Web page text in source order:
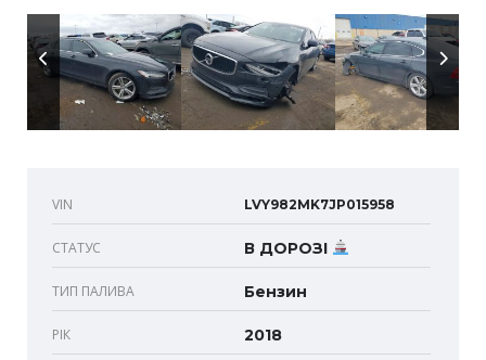
VIN LVY982MK7JP015958
СТАТУС В ДОРОЗІ
ТИП ПАЛИВА Бензин
РІК 2018